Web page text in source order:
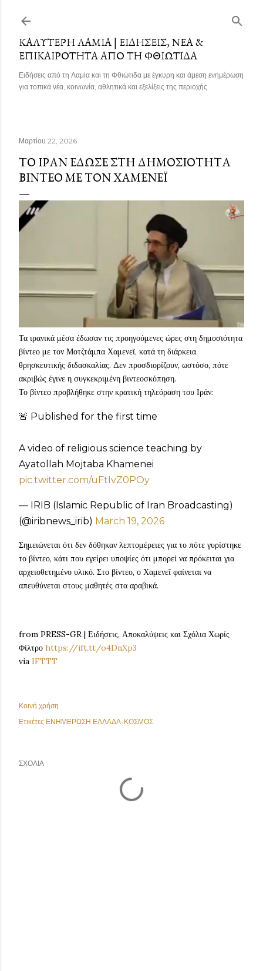
ΚΑΛΎΤΕΡΗ ΛΑΜΊΑ | ΕΙΔΉΣΕΙΣ, ΝΈΑ &
ΕΠΙΚΑΙΡΌΤΗΤΑ ΑΠΌ ΤΗ ΦΘΙΏΤΙΔΑ
Ειδήσεις από τη Λαμία και τη Φθιώτιδα με έγκυρη και άμεση ενημέρωση
για τοπικά νέα, κοινωνία, αθλητικά και εξελίξεις της περιοχής.
Μαρτίου 22, 2026
ΤΟ ΙΡΆΝ ΈΔΩΣΕ ΣΤΗ ΔΗΜΟΣΙΌΤΗΤΑ
ΒΊΝΤΕΟ ΜΕ ΤΟΝ ΧΑΜΕΝΕΪ́
Τα ιρανικά μέσα έδωσαν τις προηγούμενες ώρες στη δημοσιότητα
βίντεο με τον Μοτζτάμπα Χαμενεϊ, κατά τη διάρκεια
θρησκευτικής διδασκαλίας. Δεν προσδιορίζουν, ωστόσο, πότε
ακριβώς έγινε η συγκεκριμένη βιντεοσκόπηση.
Το βίντεο προβλήθηκε στην κρατική τηλεόραση του Ιράν:
🚨 Published for the first time
A video of religious science teaching by
Ayatollah Mojtaba Khamenei
pic.twitter.com/uFtIvZ0POy
— IRIB (Islamic Republic of Iran Broadcasting)
(@iribnews_irib) March 19, 2026
Σημειώνεται ότι δεν δόθηκαν λεπτομέρειες για το πότε γυρίστηκε
το βίντεο, κάτι που εγείρει υποψίες ότι μπορεί να πρόκειται για
αρχειοθετημένο υλικό. Στο βίντεο, ο Χαμενεΐ φαίνεται να
απευθύνεται στους μαθητές στα αραβικά.
from PRESS-GR | Ειδήσεις, Αποκαλύψεις και Σχόλια Χωρίς
Φίλτρο https://ift.tt/o4DnXp3
via IFTTT
Κοινή χρήση
Ετικέτες ΕΝΗΜΕΡΩΣΗ ΕΛΛΑΔΑ-ΚΟΣΜΟΣ
ΣΧΌΛΙΑ